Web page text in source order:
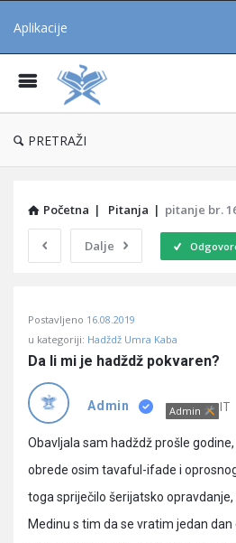
Aplikacije
PRETRAŽI
Početna | Pitanja | pitanje br.
Dalje
Učene
Latest
Pitanja
Postavljeno 16.08.2019
u kategoriji: Hadždž Umra Kaba
Da li mi je hadždž pokvaren?
Admin Admin IT
Obavljala sam hadždž prošle
obrede osim tavaful-ifade i
toga spriječilo šerijatsko
Medinu s tim da se vratim jedan